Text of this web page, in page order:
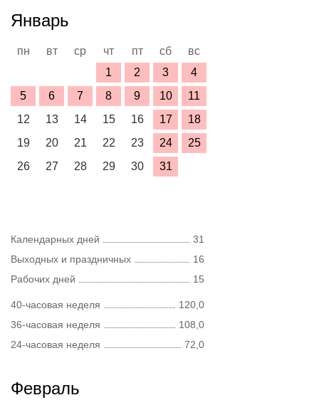
Январь
пн вт ср чт пт сб
вс
1
2 3
4
5
6 7 8 9 10
11
12
13 14 15 16 17
18
19
20 21 22 23 24
25
26
27 28 29 30 31
Календарных дней
31
Выходных и праздничных
16
Рабочих дней
15
40-часовая неделя
120,0
36-часовая неделя
108,0
24-часовая неделя
72,0
Февраль